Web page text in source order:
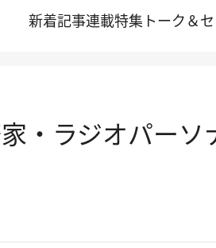
新着記事連載特集 トーク＆
・ラジオパーソ